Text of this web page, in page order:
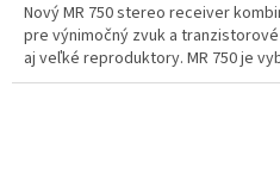
Nový MR 750 stereo receiver
pre výnimočný zvuk a
aj veľké reproduktory. MR 750 je